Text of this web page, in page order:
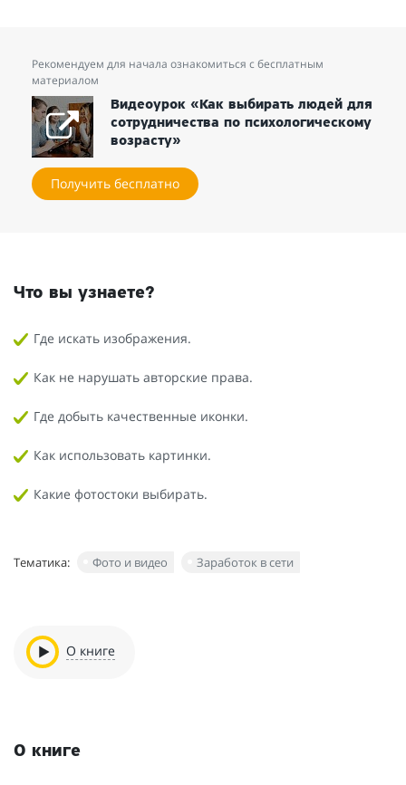
Рекомендуем для начала ознакомиться с бесплатным
материалом
Видеоурок «Как выбирать людей для
сотрудничества по психологическому
возрасту»
Получить бесплатно
Что вы узнаете?
Где искать изображения.
Как не нарушать авторские права.
Где добыть качественные иконки.
Как использовать картинки.
Какие фотостоки выбирать.
Тематика: Фото и видео Заработок в сети
О книге
О книге